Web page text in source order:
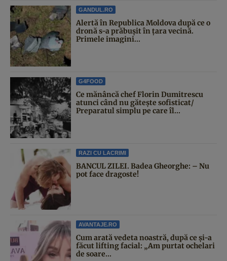
GANDUL.RO
Alertă în Republica Moldova după ce o
dronă s-a prăbușit în țara vecină.
Primele imagini...
G4FOOD
Ce mănâncă chef Florin Dumitrescu
atunci când nu gătește sofisticat/
Preparatul simplu pe care îl...
RAZI CU LACRIMI
BANCUL ZILEI. Badea Gheorghe: – Nu
pot face dragoste!
AVANTAJE.RO
Cum arată vedeta noastră, după ce și-a
făcut lifting facial: „Am purtat ochelari
de soare...